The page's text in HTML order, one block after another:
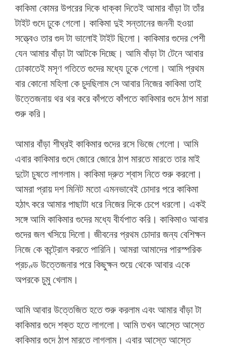
কাকিমা কোমর উপরের দিকে ধাক্কা দিতেই আমার বাঁড়া টা তাঁর
টাইট গুদে ঢুকে গেলো। কাকিমা দুই সন্তানের জননী হওয়া
সত্ত্বেও তার গুদ টা ভালোই টাইট ছিলো। কাকিমার গুদের পেশী
যেন আমার বাঁড়া টা আটকে দিচ্ছে। আমি বাঁড়া টা টেনে আবার
ঢোকাতেই মসৃণ গতিতে গুদের মধ্যে ঢুকে গেলো। আমি প্রথম
বার কোনো মহিলা কে চুদছিলাম সে আবার নিজের কাকিমা তাই
উত্তেজনায় থর থর করে কাঁপতে কাঁপতে কাকিমার গুদে ঠাপ মারা
শুরু করি।
আমার বাঁড়া শীঘ্রই কাকিমার গুদের রসে ভিজে গেলো। আমি
এবার কাকিমার গুদে জোরে জোরে ঠাপ মারতে মারতে তার মাই
দুটো চুষতে লাগলাম। কাকিমা দ্রুত শ্বাস নিতে শুরু করলো।
আমরা প্রায় দশ মিনিট মতো এমনভাবেই চোদার পরে কাকিমা
হঠাৎ করে আমার পাছাটা ধরে নিজের দিকে চেপে ধরলো। একই
সঙ্গে আমি কাকিমার গুদের মধ্যে বীর্যপাত করি। কাকিমাও আবার
গুদের জল খসিয়ে দিলো। জীবনের প্রথম চোদার জন্য বেশিক্ষন
নিজে কে কন্ট্রোল করতে পারিনি। আমরা আমাদের পারস্পরিক
প্রচণ্ড উত্তেজনার পরে কিছুক্ষন শুয়ে থেকে আবার একে
অপরকে চুমু খেলাম।
আমি আবার উত্তেজিত হতে শুরু করলাম এবং আমার বাঁড়া টা
কাকিমার গুদে শক্ত হতে লাগলো। আমি তখন আস্তে আস্তে
কাকিমার গুদে ঠাপ মারতে লাগলাম। এবার আস্তে আস্তে